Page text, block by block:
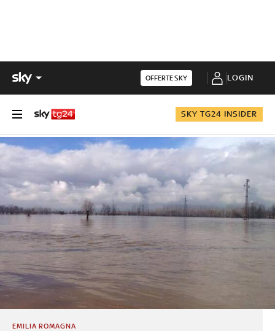
OFFERTE SKY LOGIN
SKY TG24 INSIDER
EMILIA ROMAGNA